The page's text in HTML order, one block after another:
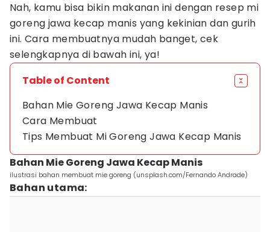
Nah, kamu bisa bikin makanan ini dengan resep mi
goreng jawa kecap manis yang kekinian dan gurih
ini. Cara membuatnya mudah banget, cek
selengkapnya di bawah ini, ya!
Table of Content
Bahan Mie Goreng Jawa Kecap Manis
Cara Membuat
Tips Membuat Mi Goreng Jawa Kecap Manis
Bahan Mie Goreng Jawa Kecap Manis
ilustrasi bahan membuat mie goreng (unsplash.com/Fernando Andrade)
Bahan utama: